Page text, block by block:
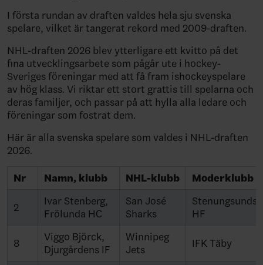
I första rundan av draften valdes hela sju svenska
spelare, vilket är tangerat rekord med 2009-draften.
NHL-draften 2026 blev ytterligare ett kvitto på det
fina utvecklingsarbete som pågår ute i hockey-
Sveriges föreningar med att få fram ishockeyspelare
av hög klass. Vi riktar ett stort grattis till spelarna och
deras familjer, och passar på att hylla alla ledare och
föreningar som fostrat dem.
Här är alla svenska spelare som valdes i NHL-draften
2026.
Nr Namn, klubb NHL-klubb Moderklubb
2
Ivar Stenberg,
Frölunda HC
San José
Sharks
Stenungsunds
HF
8
Viggo Björck,
Djurgårdens IF
Winnipeg
Jets
IFK Täby